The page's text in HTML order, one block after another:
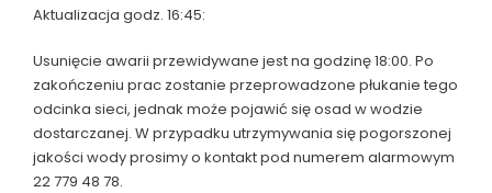
Aktualizacja godz. 16:45:
Usunięcie awarii przewidywane jest na godzinę 18:00. Po
zakończeniu prac zostanie przeprowadzone płukanie tego
odcinka sieci, jednak może pojawić się osad w wodzie
dostarczanej. W przypadku utrzymywania się pogorszonej
jakości wody prosimy o kontakt pod numerem alarmowym
22 779 48 78.